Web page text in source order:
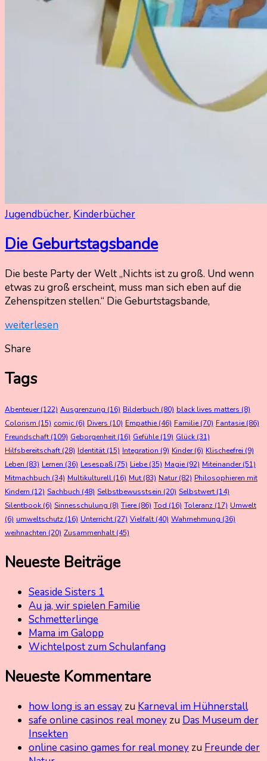
Jugendbücher, Kinderbücher
Die Geburtstagsbande
5.
Oktober
20235.
2023
Nadine
Kammer
Die beste Party der Welt „Nichts ist zu groß. Und wenn
etwas zu groß erscheint, muss man sich eben auf die
Zehenspitzen stellen.“ Die Geburtstagsbande,
weiterlesen
Share
Tags
Abenteuer(122) Ausgrenzung (16) Bilderbuch (80) black lives matters (8)
Colorism (15) comic (6) Divers (10) Empathie(46) Familie(70) Fantasie(86)
Freundschaft (109) Geborgenheit (16) Gefühle(19) Glück (31)
Hilfsbereitschaft (28) Identität (15) Integration (9) Kinder(6) Klischeefrei (9)
Leben (83) Lernen (36) Lesespaß (75) Liebe(35) Magie(92) Miteinander(51)
Mitmachbuch (34) Multikulturell (16) Mut (83) Natur(82) Philosophieren mit
Kindern (12) Sachbuch (48) Selbstbewusstsein (20) Selbstwert (14)
Silentbook (6) Sinnesschulung (8) Tiere(86) Tod (16) Toleranz (17) Umwelt
(6) umweltschutz (16) Unterricht (27) Vielfalt (40) Wahrnehmung (36)
weihnachten (20) Zusammenhalt (45)
Neueste Beiträge
Seaside Sisters 1
Au ja, wir spielen Familie
Schmetterlinge
Mama im Galopp
Wichtelpost zum Schulanfang
Neueste Kommentare
how long is an essayzu Karneval im Hühnerstall
safe online casinos real moneyzu Das Museum der
Insekten
online casino games for real moneyzu Freunde der